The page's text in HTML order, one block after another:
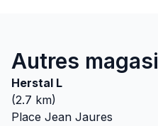
Autres
Herstal L
(2.7 km)
Place Jean Jaures